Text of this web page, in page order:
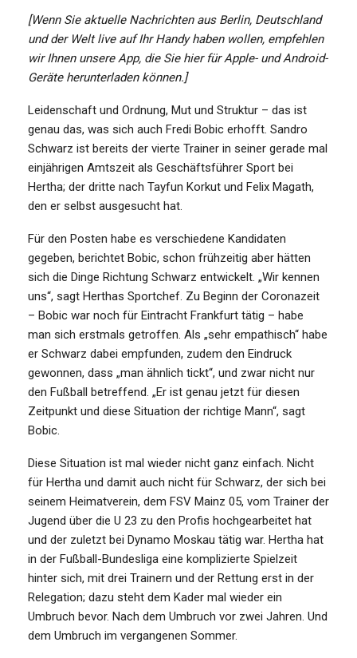
[Wenn Sie aktuelle Nachrichten aus Berlin, Deutschland
und der Welt live auf Ihr Handy haben wollen, empfehlen
wir Ihnen unsere App, die Sie hier für Apple- und Android-
Geräte herunterladen können.]
Leidenschaft und Ordnung, Mut und Struktur – das ist
genau das, was sich auch Fredi Bobic erhofft. Sandro
Schwarz ist bereits der vierte Trainer in seiner gerade mal
einjährigen Amtszeit als Geschäftsführer Sport bei
Hertha; der dritte nach Tayfun Korkut und Felix Magath,
den er selbst ausgesucht hat.
Für den Posten habe es verschiedene Kandidaten
gegeben, berichtet Bobic, schon frühzeitig aber hätten
sich die Dinge Richtung Schwarz entwickelt. „Wir kennen
uns“, sagt Herthas Sportchef. Zu Beginn der Coronazeit
– Bobic war noch für Eintracht Frankfurt tätig – habe
man sich erstmals getroffen. Als „sehr empathisch“ habe
er Schwarz dabei empfunden, zudem den Eindruck
gewonnen, dass „man ähnlich tickt“, und zwar nicht nur
den Fußball betreffend. „Er ist genau jetzt für diesen
Zeitpunkt und diese Situation der richtige Mann“, sagt
Bobic.
Diese Situation ist mal wieder nicht ganz einfach. Nicht
für Hertha und damit auch nicht für Schwarz, der sich bei
seinem Heimatverein, dem FSV Mainz 05, vom Trainer der
Jugend über die U 23 zu den Profis hochgearbeitet hat
und der zuletzt bei Dynamo Moskau tätig war. Hertha hat
in der Fußball-Bundesliga eine komplizierte Spielzeit
hinter sich, mit drei Trainern und der Rettung erst in der
Relegation; dazu steht dem Kader mal wieder ein
Umbruch bevor. Nach dem Umbruch vor zwei Jahren. Und
dem Umbruch im vergangenen Sommer.